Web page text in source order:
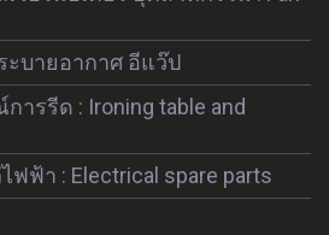
ระบายอากาศ อีแว๊ป
รรีด : Ironing table and
ฟ้า : Electrical spare parts